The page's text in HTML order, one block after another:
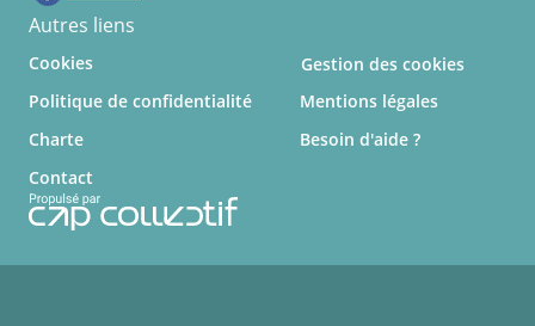
Autres liens
Cookies
Gestion des cookies
Politique de confidentialité
Mentions légales
Charte
Besoin d'aide ?
Contact